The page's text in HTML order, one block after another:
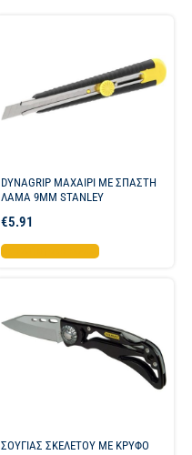
DYNAGRIP ΜΑΧΑΙΡΙ ME ΣΠΑΣΤΗ
ΛΑΜΑ 9MM STANLEY
€5.91
Προσθήκη στο καλάθι
ΣΟΥΓΙΑΣ ΣΚΕΛΕΤΟΥ ΜΕ ΚΡΥΦΟ